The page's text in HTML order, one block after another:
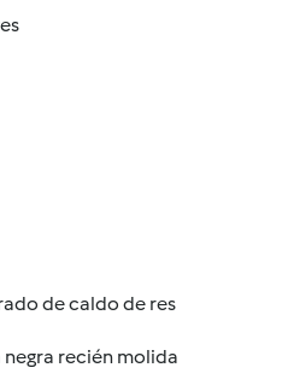
de caldo de res
recién molida